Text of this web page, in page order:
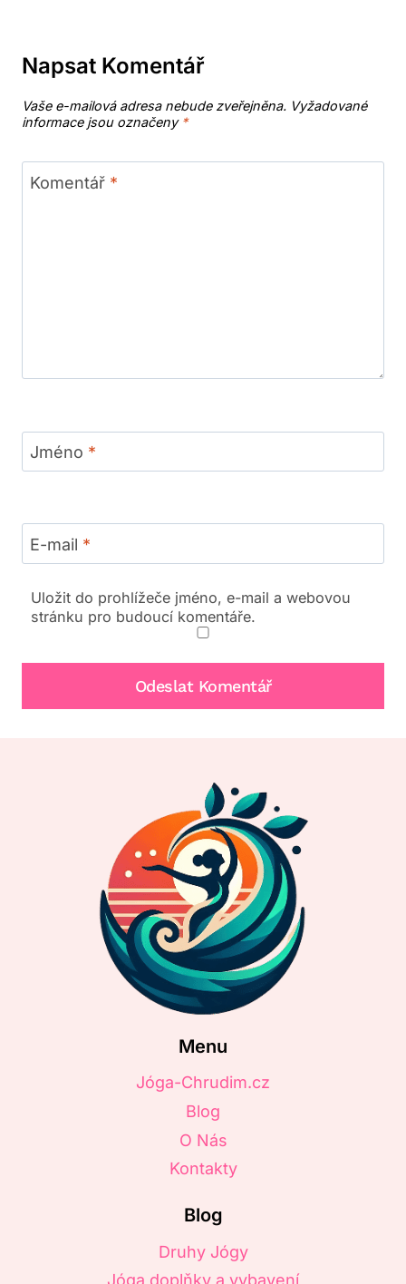
Napsat Komentář
Vaše e-mailová adresa nebude zveřejněna. Vyžadované
informace jsou označeny *
Komentář *
Jméno *
E-mail *
Uložit do prohlížeče jméno, e-mail a webovou
stránku pro budoucí komentáře.
Menu
Jóga-Chrudim.cz
Blog
O Nás
Kontakty
Blog
Druhy Jógy